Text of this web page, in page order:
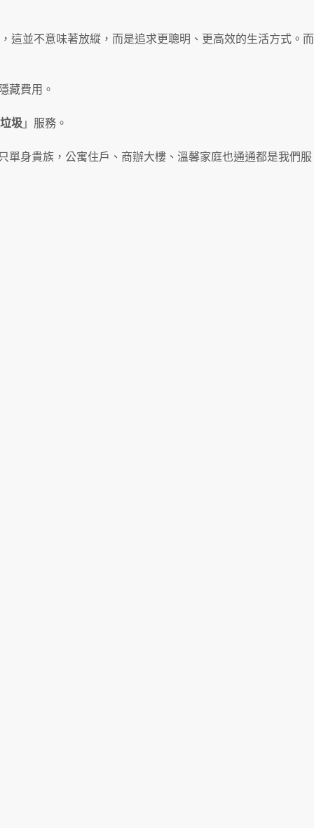
這並不意味著放縱，而是追求更聰明、更高效的生活方式。而
藏費用。
圾 」服務。
單身貴族，公寓住戶、商辦大樓、溫馨家庭也通通都是我們服